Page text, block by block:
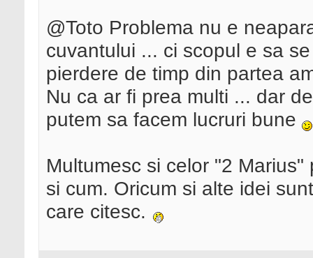
@Toto Problema nu e
cuvantului ... ci scopul e sa
pierdere de timp din partea
Nu ca ar fi prea multi ... dar
putem sa facem lucruri bune
Multumesc si celor "2
si cum. Oricum si alte idei
care citesc.